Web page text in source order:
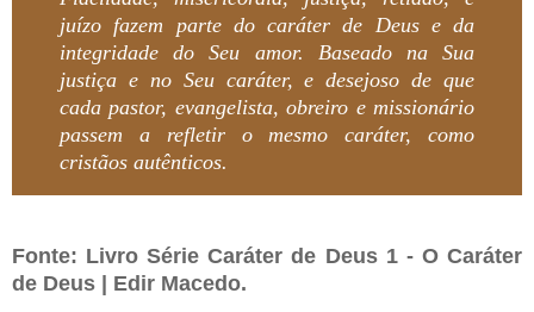
juízo fazem parte do caráter de Deus e da
integridade do Seu amor. Baseado na Sua
justiça e no Seu caráter, e desejoso de que
cada pastor, evangelista, obreiro e missionário
passem a refletir o mesmo caráter, como
cristãos autênticos.
Fonte: Livro Série Caráter de Deus 1 - O Caráter
de Deus | Edir Macedo.